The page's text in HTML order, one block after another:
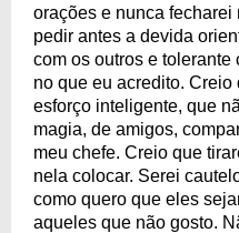
orações e nunca fecharei
pedir antes a devida
com os outros e
no que eu acredito.
esforço inteligente, que
magia, de amigos,
meu chefe. Creio que
nela colocar. Serei
como quero que eles
aqueles que não gosto.